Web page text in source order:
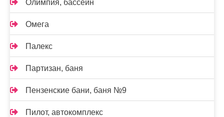
Олимпия, бассейн
Омега
Палекс
Партизан, баня
Пензенские бани, баня №9
Пилот, автокомплекс